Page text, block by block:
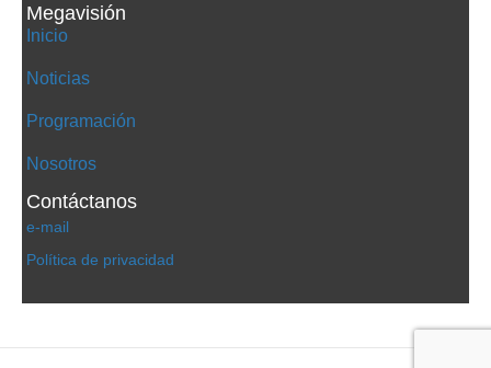
Megavisión
Inicio
Noticias
Programación
Nosotros
Contáctanos
e-mail
Política de privacidad